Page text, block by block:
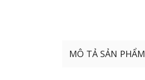
MÔ TẢ SẢN PHẨM